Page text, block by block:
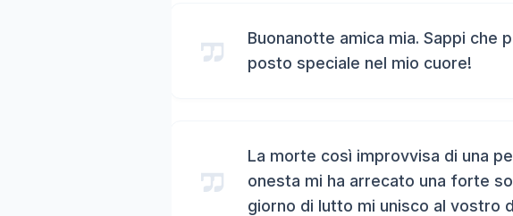
Buonanotte amica mia. Sappi che
posto speciale nel mio cuore!
La morte così improvvisa di una
onesta mi ha arrecato una forte
giorno di lutto mi unisco al vostro